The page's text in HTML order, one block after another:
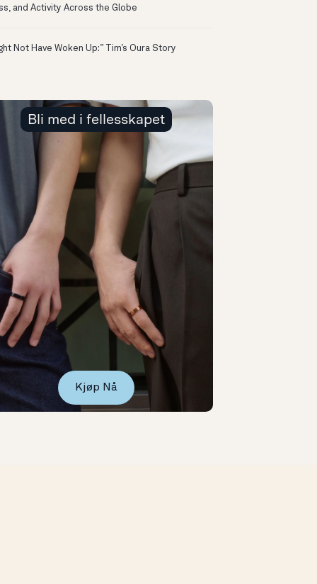
and Activity Across the Globe
Not Have Woken Up:” Tim’s Oura Story
Bli med i fellesskapet
Kjøp Nå